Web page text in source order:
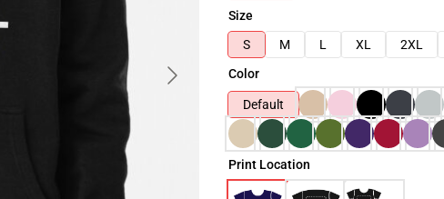
Size
S
M L XL 2XL
Color
Default
Print Location